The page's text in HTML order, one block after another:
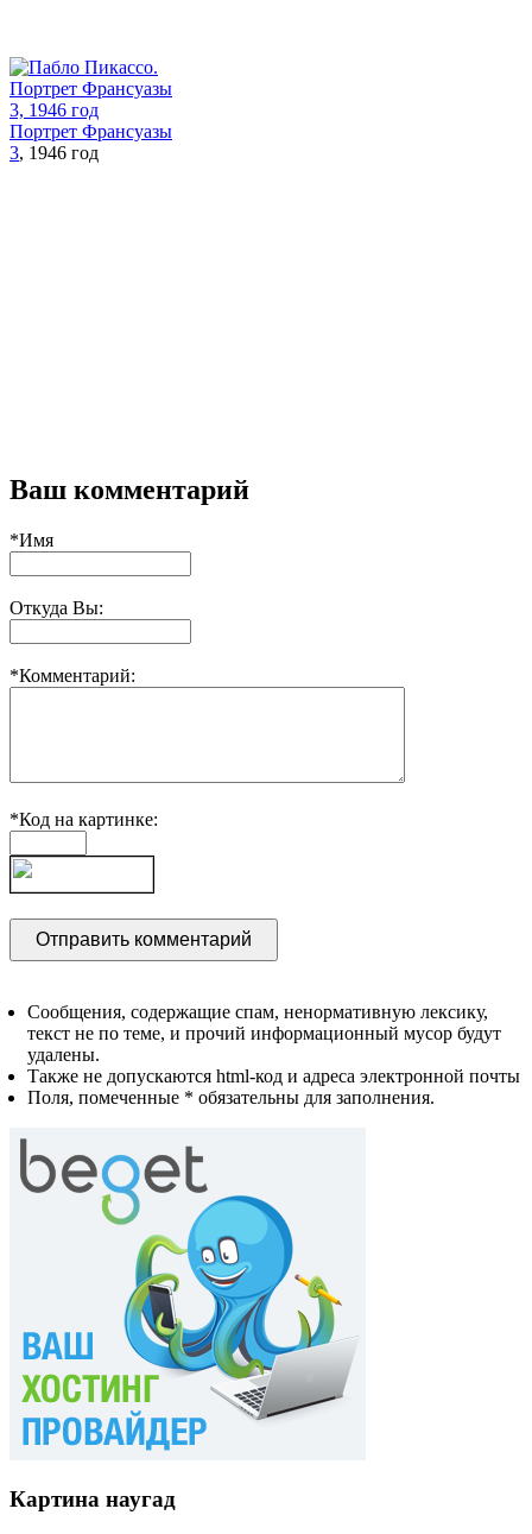
Портрет Франсуазы
3, 1946 год
Ваш комментарий
*Имя
Откуда Вы:
*Комментарий:
*Код на картинке:
Сообщения, содержащие спам, ненормативную лексику,
текст не по теме, и прочий информационный мусор будут
удалены.
Также не допускаются html-код и адреса электронной почты
Поля, помеченные * обязательны для заполнения.
Картина наугад